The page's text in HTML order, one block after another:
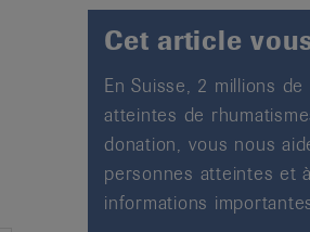
Cet article
En Suisse, 2 millions
atteintes de
donation, vous nous
personnes atteintes et
informations